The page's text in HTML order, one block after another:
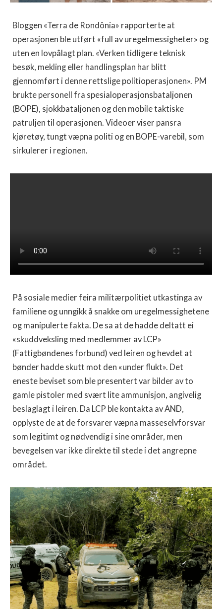
Bloggen «Terra de Rondônia» rapporterte at
operasjonen ble utført «full av uregelmessigheter» og
uten en lovpålagt plan. «Verken tidligere teknisk
besøk, mekling eller handlingsplan har blitt
gjennomført i denne rettslige politioperasjonen». PM
brukte personell fra spesialoperasjonsbataljonen
(BOPE), sjokkbataljonen og den mobile taktiske
patruljen til operasjonen. Videoer viser pansra
kjøretøy, tungt væpna politi og en BOPE-varebil, som
sirkulerer i regionen.
På sosiale medier feira militærpolitiet utkastinga av
familiene og unngikk å snakke om uregelmessighetene
og manipulerte fakta. De sa at de hadde deltatt ei
«skuddveksling med medlemmer av LCP»
(Fattigbøndenes forbund) ved leiren og hevdet at
bønder hadde skutt mot den «under flukt». Det
eneste beviset som ble presentert var bilder av to
gamle pistoler med svært lite ammunisjon, angivelig
beslaglagt i leiren. Da LCP ble kontakta av AND,
opplyste de at de forsvarer væpna masseselvforsvar
som legitimt og nødvendig i sine områder, men
bevegelsen var ikke direkte til stede i det angrepne
området.